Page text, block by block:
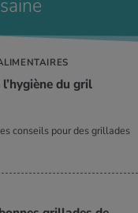
du gril
conseils pour des grillades